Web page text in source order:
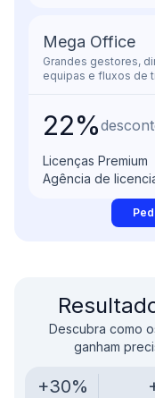
Mega Office
Grandes gestores,
equipas e fluxos de
22%
Licenças Premium
Agência de
Descubra como
ganham
+30%